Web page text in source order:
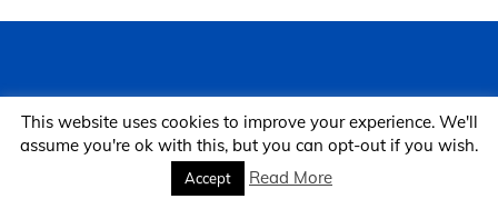
This website uses cookies to improve your experience. We'll
assume you're ok with this, but you can opt-out if you wish.
Accept Read More